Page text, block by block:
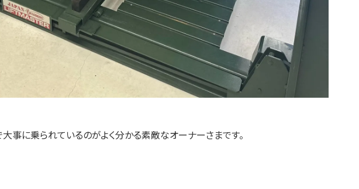
事に乗られているのがよく分かる素敵なオーナーさまです。